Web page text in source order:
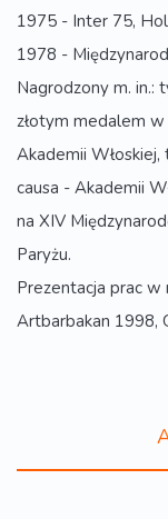
1975 - Inter 75,
1978 -
Nagrodzony m. in.:
złotym medalem
Akademii
causa - Akademii
na XIV
Paryżu.
Prezentacja prac
Artbarbakan 1998,